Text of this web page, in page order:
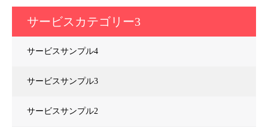
サービスカテゴリー3
サービスサンプル4
サービスサンプル3
サービスサンプル2